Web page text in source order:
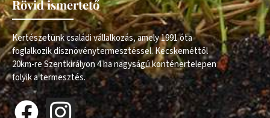
Rövid ismertető
Kertészetünk családi vállalkozás, amely 1991 óta
foglalkozik dísznövénytermesztéssel. Kecskeméttől
20km-re Szentkirályon 4 ha nagyságú konténertelepen
folyik a termesztés.